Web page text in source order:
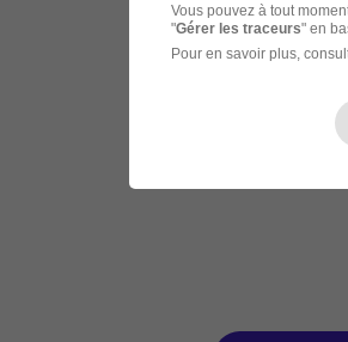
Vous pouvez à tout
"Gérer les traceurs" en
Pour en savoir plus,